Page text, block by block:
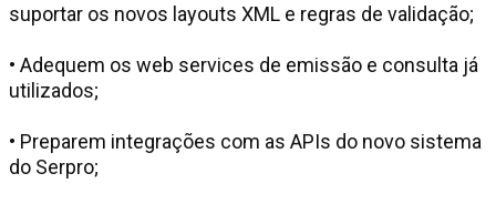
suportar os novos layouts XML e regras de validação;
• Adequem os web services de emissão e consulta já
utilizados;
• Preparem integrações com as APIs do novo sistema
do Serpro;